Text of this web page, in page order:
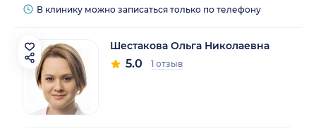
В клинику можно записаться только по телефону
Шестакова Ольга Николаевна
5.0 1 отзыв